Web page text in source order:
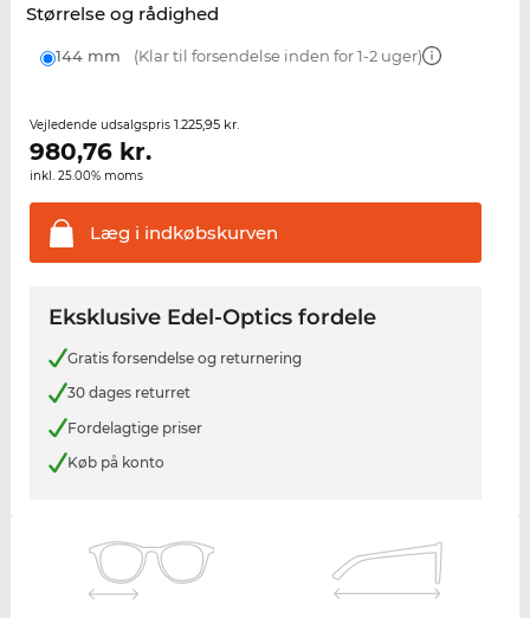
Størrelse og rådighed
144 mm (Klar til forsendelse inden for 1-2 uger)
Vejledende udsalgspris 1.225,95 kr.
980,76kr.
inkl. 25.00% moms
Læg i indkøbskurven
Eksklusive Edel-Optics fordele
Gratis forsendelse og returnering
30 dages returret
Fordelagtige priser
Køb på konto